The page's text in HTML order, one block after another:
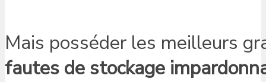
Mais posséder les meilleurs
fautes de stockage